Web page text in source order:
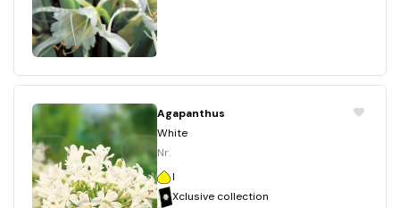
Agapanthus
White
Nr.
I
Xclusive collection